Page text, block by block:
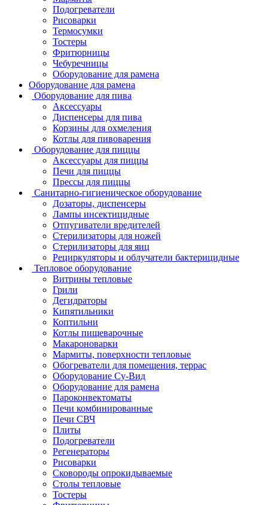
Подогреватели
Рисоварки
Термосумки
Тостеры
Фритюрницы
Чебуречницы
Оборудование для рамена
Оборудование для рамена
Оборудование для пива
Аксессуары
Диспенсеры для пива
Корзины для охмеления
Котлы для пивоварения
Оборудование для пиццы
Аксессуары для пиццы
Печи для пиццы
Прессы для пиццы
Санитарно-гигиеническое оборудование
Дозаторы, диспенсеры
Лампы инсектицидные
Отпугиватели вредителей
Стерилизаторы для ножей
Стерилизаторы для яиц
Рециркуляторы и облучатели бактерицидные
Тепловое оборудование
Витрины тепловые
Грили
Дегидраторы
Кипятильники
Коптильни
Котлы пищеварочные
Макароноварки
Мармиты, поверхности тепловые
Обогреватели для помещения, террас
Оборудование Су-Bид
Оборудование для рамена
Пароконвектоматы
Печи комбинированные
Печи СВЧ
Плиты
Подогреватели
Регенераторы
Рисоварки
Сковороды опрокидываемые
Столы тепловые
Тостеры